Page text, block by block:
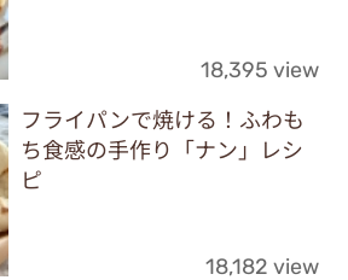
18,395 view
フライパンで焼ける！ふわも
ち食感の手作り「ナン」レシ
ピ
18,182 view